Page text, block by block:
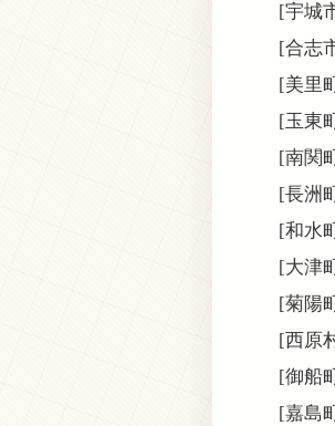
[宇城
[合志
[美里
[玉東
[南関
[長洲
[和水
[大津
[菊陽
[西原
[御船
[嘉島